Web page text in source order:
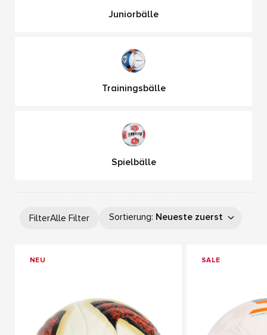
Juniorbälle
Trainingsbälle
Spielbälle
FilterAlle Filter Sortierung: Neueste zuerst
NEU SALE